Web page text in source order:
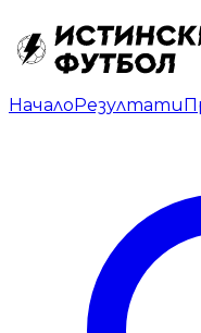
НачалоРезултати